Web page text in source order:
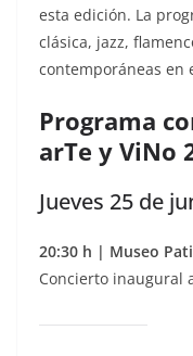
esta edición. La
clásica, jazz,
contemporáneas en
Programa
arTe y ViNo
Jueves 25 de
20:30 h | Museo
Concierto inaugural